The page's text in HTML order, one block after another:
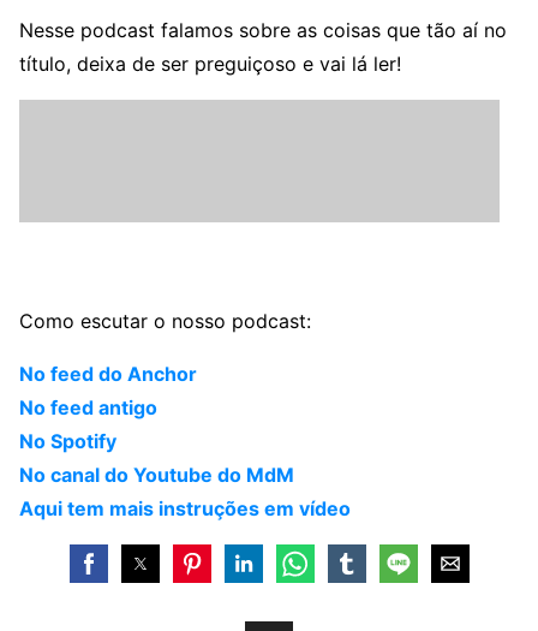
Nesse podcast falamos sobre as coisas que tão aí no
título, deixa de ser preguiçoso e vai lá ler!
Como escutar o nosso podcast:
No feed do Anchor
No feed antigo
No Spotify
No canal do Youtube do MdM
Aqui tem mais instruções em vídeo